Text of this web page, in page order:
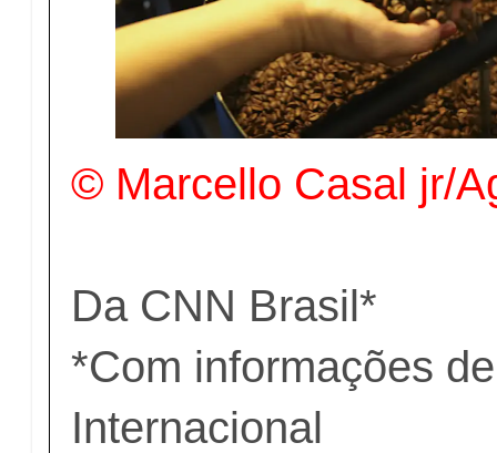
© Marcello Casal jr/
Da CNN Brasil*
*Com informações
Internacional